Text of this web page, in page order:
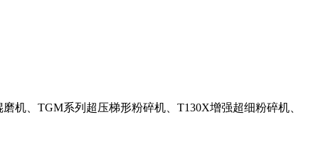
机、TGM系列超压梯形粉碎机、T130X增强超细粉碎机、